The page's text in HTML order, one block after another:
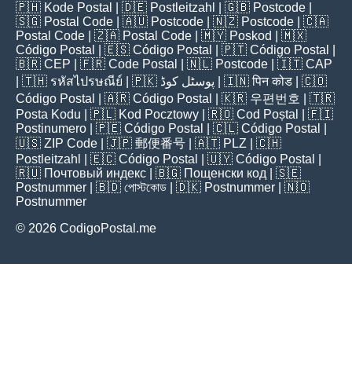
🇵🇭 Kode Postal | 🇩🇪 Postleitzahl | 🇬🇧 Postcode
🇸🇬 Postal Code | 🇦🇺 Postcode | 🇳🇿 Postcode | 🇨🇦
Postal Code | 🇿🇦 Postal Code | 🇲🇾 Poskod
| 🇲🇽
Código Postal
| 🇪🇸 Código Postal | 🇵🇹 Código Postal
🇧🇷 CEP | 🇫🇷 Code Postal | 🇳🇱 Postcode | 🇮🇹 CAP
| 🇹🇭 รหัสไปรษณีย์ | 🇵🇰 پوسٹل کوڈ | 🇮🇳पिन कोड | 🇨🇴
Código Postal
| 🇦🇷 Código Postal | 🇰🇷 우편번호
| 🇹🇷
Posta Kodu | 🇵🇱 Kod Pocztowy | 🇷🇴 Cod Poștal
| 🇫🇮
Postinumero | 🇵🇪 Código Postal | 🇨🇱 Código Postal
🇺🇸 ZIP Code | 🇯🇵 郵便番号 | 🇦🇹 PLZ | 🇨🇭
Postleitzahl
| 🇪🇨 Código Postal | 🇺🇾 Código Postal
🇷🇺 Почтовый индекс | 🇧🇬 Пощенски код | 🇸🇪
Postnummer | 🇧🇩 পোস্টকোড | 🇩🇰 Postnummer | 🇳🇴
Postnummer
© 2026 CodigoPostal.me